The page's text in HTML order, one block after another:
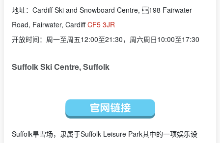
地址：Cardiff Ski and Snowboard Centre, 198 Fairwater
Road, Fairwater, CardiffCF5 3JR
开放时间：周一至周五12:00至21:30，周六周日10:00至17:30
Suffolk Ski Centre, Suffolk
Suffolk旱雪场，隶属于Suffolk Leisure Park其中的一项娱乐设